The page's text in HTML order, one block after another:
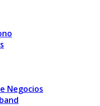
Negocios